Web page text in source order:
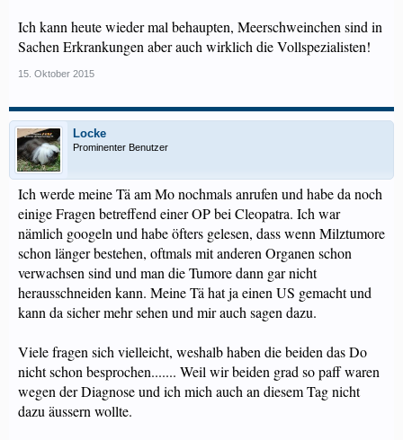
Ich kann heute wieder mal behaupten, Meerschweinchen sind in
Sachen Erkrankungen aber auch wirklich die Vollspezialisten!
15. Oktober 2015
Locke
Prominenter Benutzer
Ich werde meine Tä am Mo nochmals anrufen und habe da noch
einige Fragen betreffend einer OP bei Cleopatra. Ich war
nämlich googeln und habe öfters gelesen, dass wenn Milztumore
schon länger bestehen, oftmals mit anderen Organen schon
verwachsen sind und man die Tumore dann gar nicht
herausschneiden kann. Meine Tä hat ja einen US gemacht und
kann da sicher mehr sehen und mir auch sagen dazu.
Viele fragen sich vielleicht, weshalb haben die beiden das Do
nicht schon besprochen....... Weil wir beiden grad so paff waren
wegen der Diagnose und ich mich auch an diesem Tag nicht
dazu äussern wollte.